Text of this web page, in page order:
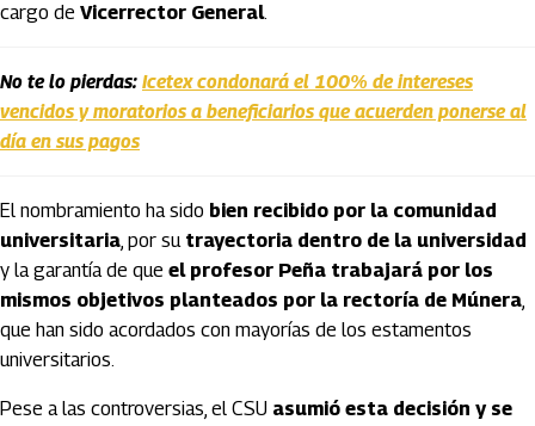
cargo de Vicerrector General.
No te lo pierdas: Icetex condonará el 100% de intereses
vencidos y moratorios a beneficiarios que acuerden ponerse al
día en sus pagos
El nombramiento ha sido bien recibido por la comunidad
universitaria, por su trayectoria dentro de la universidad
y la garantía de que el profesor Peña trabajará por los
mismos objetivos planteados por la rectoría de Múnera,
que han sido acordados con mayorías de los estamentos
universitarios.
Pese a las controversias, el CSU asumió esta decisión y se